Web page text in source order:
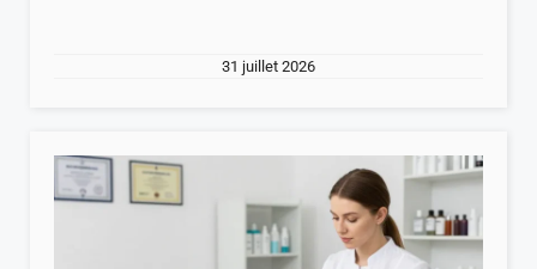
31 juillet 2026